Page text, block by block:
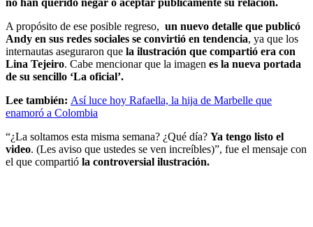
A propósito de ese posible regreso, un nuevo detalle que publicó
Andy en sus redes sociales se convirtió en tendencia, ya que los
internautas aseguraron que la ilustración que compartió era con
Lina Tejeiro. Cabe mencionar que la imagen es la nueva portada
de su sencillo ‘La oficial’.
Lee también: Así luce hoy Rafaella, la hija de Marbelle que
enamoró a Colombia
“¿La soltamos esta misma semana? ¿Qué día? Ya tengo listo el
video. (Les aviso que ustedes se ven increíbles)”, fue el mensaje con
el que compartió la controversial ilustración.